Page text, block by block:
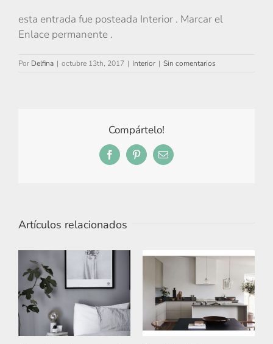
esta entrada fue posteada Interior . Marcar el
Enlace permanente .
Por Delfina | octubre 13th, 2017 | Interior | Sin comentarios
Compártelo!
FacebookPinterestCorreo
electrónico
Artículos relacionados